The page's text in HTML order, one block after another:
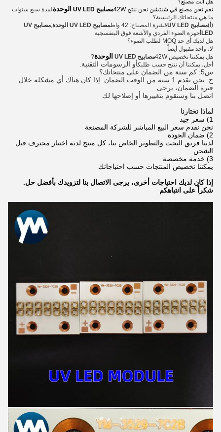
هل أنت مصنع؟
نعم نحن مصنع في شنتشن نحن ننتج 42W
مصابيح UV LED الوحدةلمدة سبع سنوات
ما هي منتجاتك الرئيسية؟
(أ)مصابيح UV LED قشرة المصباح: 42 واط مصابيح UV LED الوحدة;
مصابيح UV
LED أجهزة الضوء الفردي والأشعة فوق البنفسجية
هل لديك أي حد MOQ لطلب الضوء؟
لا، واحد مقبول أيضاً
هل يمكننا تخصيص 42W
مصابيح UV LED الوحدة?
أجل، يمكننا أن ننتج حسب طلبكأو الرسومات التقنية.
س5: كم سنة من الضمان على منتجاتك؟
ج: نحن نقدم 1 سنة من الوقت الضمان. إذا كان هناك أي مشكلة خلال
فترة الضمان، يرجى
اتصل بنا وسنقوم بتغييرها أو إصلاحها لك
لماذا تختارنا
1) سعر جيد
نحن نقدم سعر البيع المباشر للشركة المصنعة
2) ضمان الجودة
لدينا فريق البحث والتطوير الخاص بنا، كل منتج لديه اختبار محترف قبل
الشحن.
3) خدمة مخصصة
يمكننا تخصيص المنتجات حسب احتياجاتك
إذا كان لديك احتياجات أخرى، يرجى الاتصال بنا لتزويدك بأفضل حل.
شكراً على انتباهكم